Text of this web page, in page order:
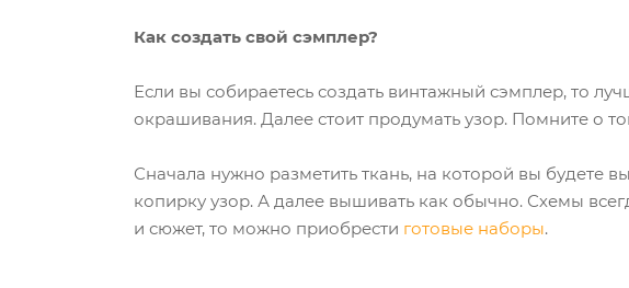
Как создать свой сэмплер?
Если вы собираетесь создать винтажный сэмплер, то
окрашивания. Далее стоит продумать узор. Помните о
Сначала нужно разметить ткань, на которой вы будете
копирку узор. А далее вышивать как обычно. Схемы
и сюжет, то можно приобрести готовые наборы.